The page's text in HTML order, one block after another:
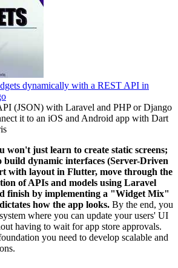
dynamically with a REST API in
(JSON) with Laravel and PHP or Django
it to an iOS and Android app with Dart
won't just learn to create static screens;
build dynamic interfaces (Server-Driven
with layout in Flutter, move through the
of APIs and models using Laravel
finish by implementing a "Widget Mix"
how the app looks. By the end, you
where you can update your users' UI
having to wait for app store approvals.
you need to develop scalable and